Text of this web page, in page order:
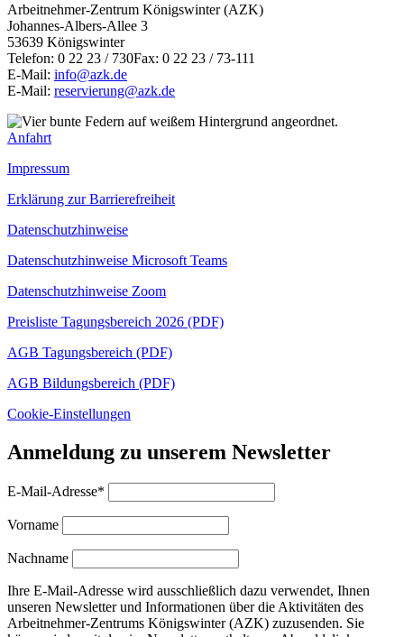
Arbeitnehmer-Zentrum Königswinter (AZK)
Johannes-Albers-Allee 3
53639 Königswinter
Telefon: 0 22 23 / 730Fax: 0 22 23 / 73-111
E-Mail: info@azk.de
E-Mail: reservierung@azk.de
Anfahrt
Impressum
Erklärung zur Barrierefreiheit
Datenschutzhinweise
Datenschutzhinweise Microsoft Teams
Datenschutzhinweise Zoom
Preisliste Tagungsbereich 2026 (PDF)
AGB Tagungsbereich (PDF)
AGB Bildungsbereich (PDF)
Cookie-Einstellungen
Anmeldung zu unserem Newsletter
E-Mail-Adresse*
Vorname
Nachname
Ihre E-Mail-Adresse wird ausschließlich dazu verwendet, Ihnen
unseren Newsletter und Informationen über die Aktivitäten des
Arbeitnehmer-Zentrums Königswinter (AZK) zuzusenden. Sie